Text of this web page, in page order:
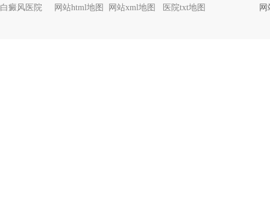
白癜风医院
网站html地图 网站xml地图 医院txt地图